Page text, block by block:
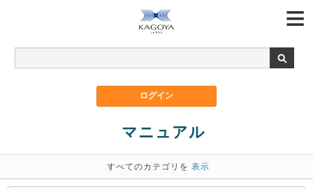
マニュアル
すべてのカテゴリを 表示